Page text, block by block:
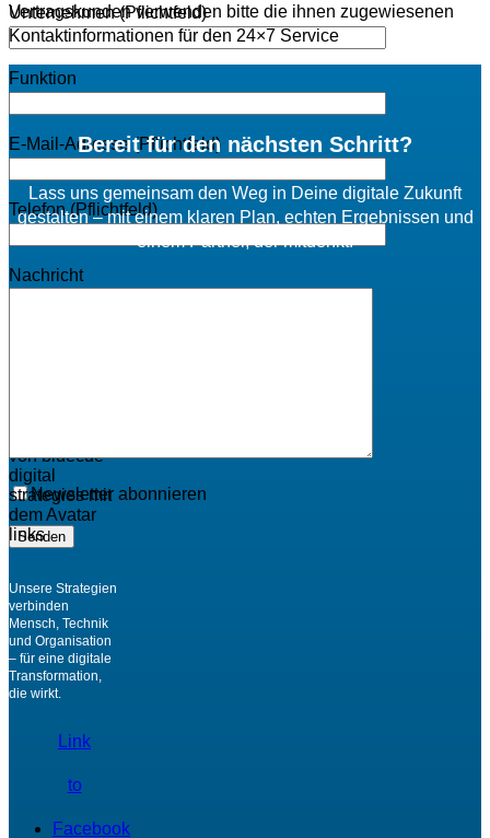
Unternehmen (Pflichtfeld)
Funktion
E-Mail-Adresse (Pflichtfeld)
Telefon (Pflichtfeld)
Nachricht
Newsletter abonnieren
Vertragskunden verwenden bitte die ihnen zugewiesenen
Kontaktinformationen für den 24×7 Service
Bereit für den nächsten Schritt?
Lass uns gemeinsam den Weg in Deine digitale Zukunft
gestalten – mit einem klaren Plan, echten Ergebnissen und
einem Partner, der mitdenkt.
Unsere Strategien
verbinden
Mensch, Technik
und Organisation
– für eine digitale
Transformation,
die wirkt.
Link
to
Facebook